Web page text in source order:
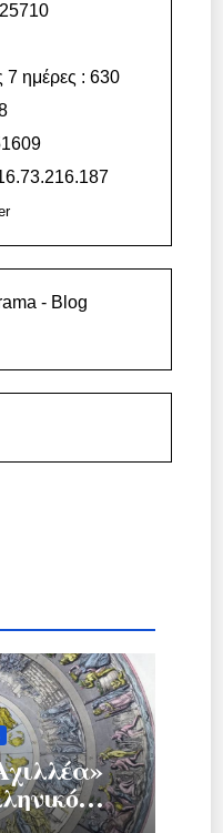
25710
7 ημέρες : 630
- Blog